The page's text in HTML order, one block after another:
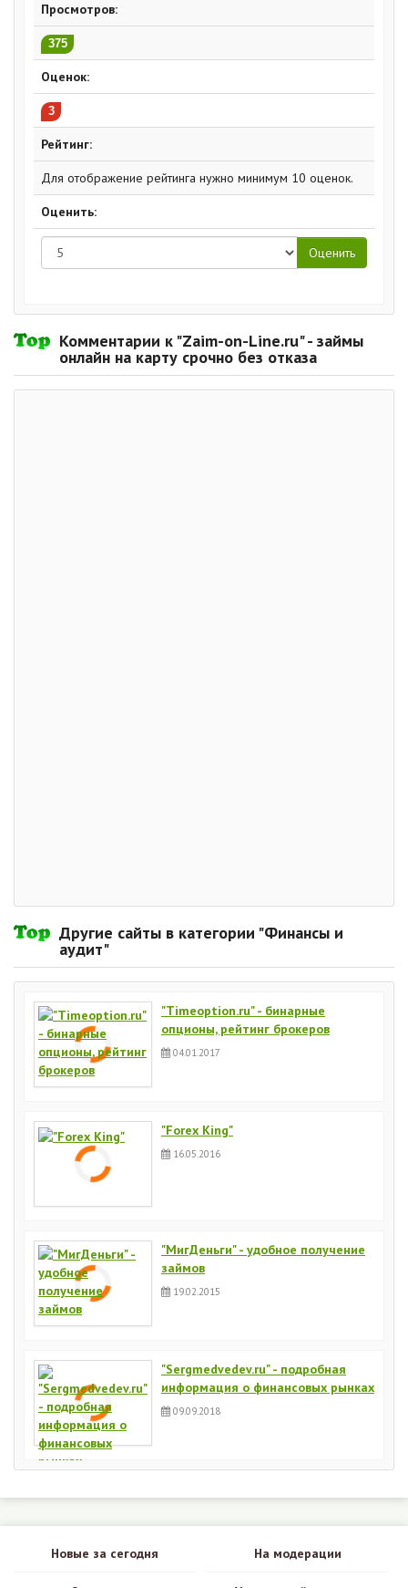
Просмотров:
375
Оценок:
3
Рейтинг:
Для отображение рейтинга нужно минимум 10 оценок.
Оценить:
Комментарии к "Zaim-on-Line.ru" - займы
онлайн на карту срочно без отказа
Другие сайты в категории "Финансы и
аудит"
"Timeoption.ru" - бинарные
опционы, рейтинг брокеров
04.01.2017
"Forex King"
16.05.2016
"МигДеньги" - удобное получение
займов
19.02.2015
"Sergmedvedev.ru" - подробная
информация о финансовых рынках
09.09.2018
Новые за сегодня На модерации